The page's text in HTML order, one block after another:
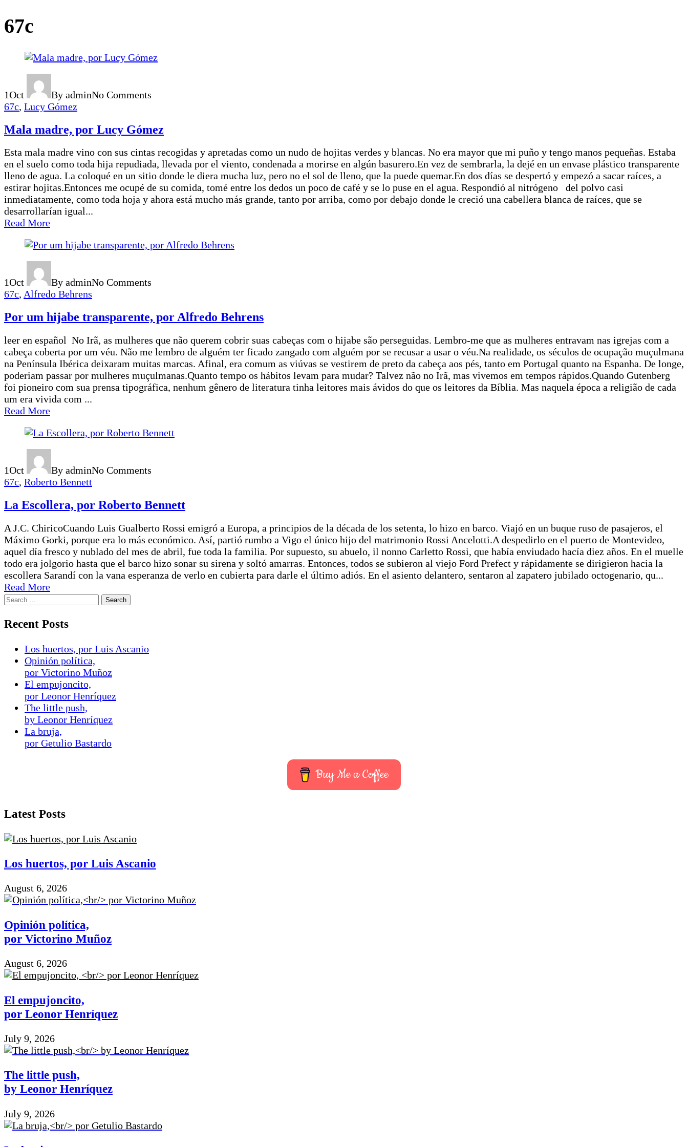
67c
1Oct By adminNo Comments
67c, Lucy Gómez
Mala madre, por Lucy Gómez
Esta mala madre vino con sus cintas recogidas y apretadas como un nudo de hojitas verdes y blancas. No era mayor que mi puño y tengo manos pequeñas. Estaba
en el suelo como toda hija repudiada, llevada por el viento, condenada a morirse en algún basurero.En vez de sembrarla, la dejé en un envase plástico transparente
lleno de agua. La coloqué en un sitio donde le diera mucha luz, pero no el sol de lleno, que la puede quemar.En dos días se despertó y empezó a sacar raíces, a
estirar hojitas.Entonces me ocupé de su comida, tomé entre los dedos un poco de café y se lo puse en el agua. Respondió al nitrógeno del polvo casi
inmediatamente, como toda hoja y ahora está mucho más grande, tanto por arriba, como por debajo donde le creció una cabellera blanca de raíces, que se
desarrollarían igual...
Read More
1Oct By adminNo Comments
67c, Alfredo Behrens
Por um hijabe transparente, por Alfredo Behrens
leer en español No Irã, as mulheres que não querem cobrir suas cabeças com o hijabe são perseguidas. Lembro-me que as mulheres entravam nas igrejas com a
cabeça coberta por um véu. Não me lembro de alguém ter ficado zangado com alguém por se recusar a usar o véu.Na realidade, os séculos de ocupação muçulmana
na Península Ibérica deixaram muitas marcas. Afinal, era comum as viúvas se vestirem de preto da cabeça aos pés, tanto em Portugal quanto na Espanha. De longe,
poderiam passar por mulheres muçulmanas.Quanto tempo os hábitos levam para mudar? Talvez não no Irã, mas vivemos em tempos rápidos.Quando Gutenberg
foi pioneiro com sua prensa tipográfica, nenhum gênero de literatura tinha leitores mais ávidos do que os leitores da Bíblia. Mas naquela época a religião de cada
um era vivida com ...
Read More
1Oct By adminNo Comments
67c, Roberto Bennett
La Escollera, por Roberto Bennett
A J.C. ChiricoCuando Luis Gualberto Rossi emigró a Europa, a principios de la década de los setenta, lo hizo en barco. Viajó en un buque ruso de pasajeros, el
Máximo Gorki, porque era lo más económico. Así, partió rumbo a Vigo el único hijo del matrimonio Rossi Ancelotti.A despedirlo en el puerto de Montevideo,
aquel día fresco y nublado del mes de abril, fue toda la familia. Por supuesto, su abuelo, il nonno Carletto Rossi, que había enviudado hacía diez años. En el muelle
todo era jolgorio hasta que el barco hizo sonar su sirena y soltó amarras. Entonces, todos se subieron al viejo Ford Prefect y rápidamente se dirigieron hacia la
escollera Sarandí con la vana esperanza de verlo en cubierta para darle el último adiós. En el asiento delantero, sentaron al zapatero jubilado octogenario, qu...
Read More
Recent Posts
Los huertos, por Luis Ascanio
Opinión política,
por Victorino Muñoz
El empujoncito,
por Leonor Henríquez
The little push,
by Leonor Henríquez
La bruja,
por Getulio Bastardo
Buy Me a Coffee
Latest Posts
Los huertos, por Luis Ascanio
August 6, 2026
Opinión política,
por Victorino Muñoz
August 6, 2026
El empujoncito,
por Leonor Henríquez
July 9, 2026
The little push,
by Leonor Henríquez
July 9, 2026